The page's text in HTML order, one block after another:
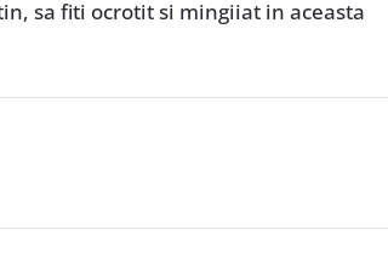
sa fiti ocrotit si mingiiat in aceasta